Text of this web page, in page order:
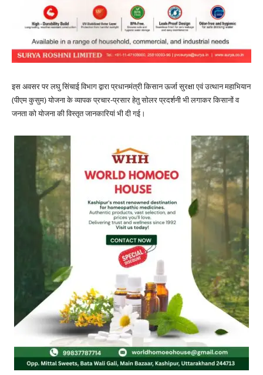
इस अवसर पर लघु सिंचाई विभाग द्वारा प्रधानमंत्री किसान ऊर्जा सुरक्षा एवं उत्थान महाभियान
(पीएम कुसुम) योजना के व्यापक प्रचार-प्रसार हेतु सोलर प्रदर्शनी भी लगाकर किसानों व
जनता को योजना की विस्तृत जानकारियां भी दी गई।